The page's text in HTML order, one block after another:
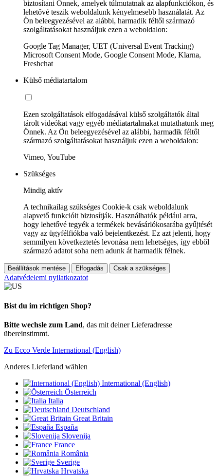
biztosítani Önnek, amelyek túlmutatnak az alapfunkciókon, és
lehetővé teszik weboldalunk kényelmesebb használatát. Az
Ön beleegyezésével az alábbi, harmadik féltől származó
szolgáltatásokat használjuk ezen a weboldalon:
Google Tag Manager, UET (Universal Event Tracking)
Microsoft Consent Mode, Google Consent Mode, Klarna,
Freshchat
Külső médiatartalom
Ezen szolgáltatások elfogadásával külső szolgáltatók által
tárolt videókat vagy egyéb médiatartalmakat mutathatunk meg
Önnek. Az Ön beleegyezésével az alábbi, harmadik féltől
származó szolgáltatásokat használjuk ezen a weboldalon:
Vimeo, YouTube
Szükséges
Mindig aktív
A technikailag szükséges Cookie-k csak weboldalunk
alapvető funkcióit biztosítják. Használhatók például arra,
hogy lehetővé tegyék a termékek bevásárlókosarába gyűjtését
vagy az ügyfélfiókba való bejelentkezést. Ez azt jelenti, hogy
semmilyen következtetés levonása nem lehetséges, így ebből
származó adatot soha nem adunk át harmadik félnek.
Beállítások mentése Elfogadás Csak a szükséges
Adatvédelemi nyilatkozatot
Bist du im richtigen Shop?
Bitte wechsle zum Land, das mit deiner Lieferadresse
übereinstimmt.
Zu Ecco Verde International (English)
Anderes Lieferland wählen
International (English)
Österreich
Italia
Deutschland
Great Britain
España
Slovenija
France
România
Sverige
Hrvatska